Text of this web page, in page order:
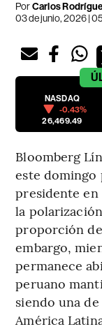
PorCarlos
03 de junio, 2026 |
NASDAQ
-0.43%
26,469.49
Bloomberg
este
presidente en
la
proporción
embargo,
permanece
peruano
siendo una de
América